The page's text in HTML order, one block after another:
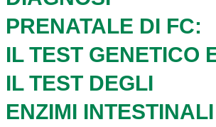
PRENATALE DI FC:
IL TEST GENETICO
IL TEST DEGLI
ENZIMI INTESTINALI